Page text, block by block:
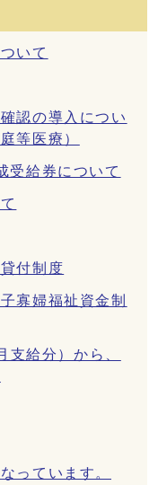
いて
認の導入につい
等医療）
給券について
付制度
寡婦福祉資金制
給分）から、
っています。